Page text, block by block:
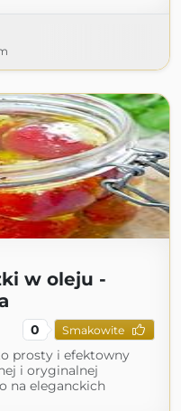
w oleju -
0 Smakowite
prosty i efektowny
i oryginalnej
na eleganckich